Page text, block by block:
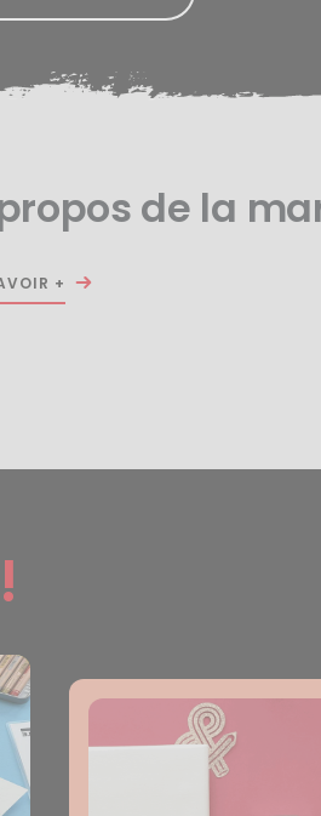
de la
+